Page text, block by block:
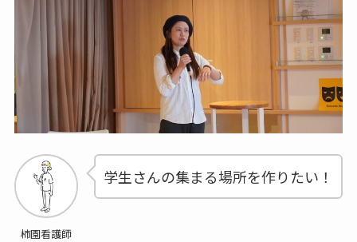
柿園看護師
学生さんの集まる場所を作りたい！